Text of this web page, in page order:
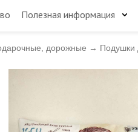
Полезная информация
дорожные → Подушки